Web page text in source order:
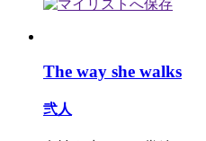
The way she walks
弐人